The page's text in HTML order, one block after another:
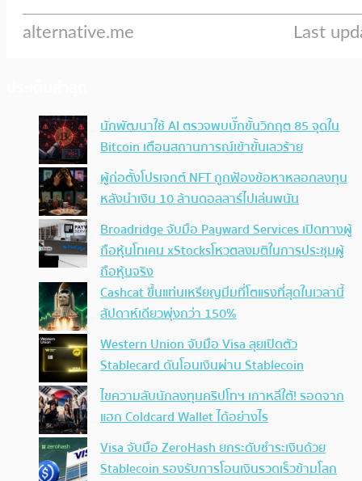
นักพัฒนาใช้ AI ตรวจพบบั๊กขั้นวิกฤต 85 จุดใน
Bitcoin เตือนสถานการณ์เข้าขั้นเลวร้าย
ผู้ก่อตั้งโปรเจกต์ NFT ถูกฟ้องข้อหาหลอกลงทุน
หลังนำเงิน 10 ล้านดอลลาร์ไปเล่นพนัน
Broadridge จับมือ Payward Services เปิดทางผู้
ถือหุ้นโทเคน xStocksโหวตลงมติในการประชุมผู้
ถือหุ้นจริง
Cashcat ขึ้นแท่นเหรียญมีมที่โตแรงที่สุดในเวลานี้
สัปดาห์เดียวพุ่งกว่า 150%
Western Union จับมือ Visa ลุยเปิดตัว
Stablecard ดันโอนเงินผ่าน Stablecoin
ไขความลับนักลงทุนคริปโทฯ เกาหลีใต้! รอดจาก
แฮก Coldcard Wallet ได้อย่างไร
Visa จับมือ ZeroHash ยกระดับชำระเงินด้วย
Stablecoin รองรับการโอนเงินรวดเร็วข้ามโลก